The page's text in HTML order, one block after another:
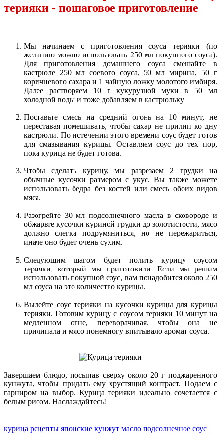
терияки - пошаговое приготовление
Мы начинаем с приготовления соуса терияки (по
желанию можно использовать 250 мл покупного соуса).
Для приготовления домашнего соуса смешайте в
кастрюле 250 мл соевого соуса, 50 мл мирина, 50 г
коричневого сахара и 1 чайную ложку молотого имбиря.
Далее растворяем 10 г кукурузной муки в 50 мл
холодной воды и тоже добавляем в кастрюльку.
Поставьте смесь на средний огонь на 10 минут, не
переставая помешивать, чтобы сахар не прилип ко дну
кастрюли. По истечении этого времени соус будет готов
для смазывания курицы. Оставляем соус до тех пор,
пока курица не будет готова.
Чтобы сделать курицу, мы разрезаем 2 грудки на
обычные кусочки размером с укус. Вы также можете
использовать бедра без костей или смесь обоих видов
мяса.
Разогрейте 30 мл подсолнечного масла в сковороде и
обжарьте кусочки куриной грудки до золотистости, мясо
должно слегка подрумяниться, но не пережариться,
иначе оно будет очень сухим.
Следующим шагом будет полить курицу соусом
терияки, который мы приготовили. Если мы решим
использовать покупной соус, вам понадобится около 250
мл соуса на это количество курицы.
Вылейте соус терияки на кусочки курицы для курицы
терияки. Готовим курицу с соусом терияки 10 минут на
медленном огне, переворачивая, чтобы она не
прилипала и мясо понемногу впитывало аромат соуса.
Завершаем блюдо, посыпав сверху около 20 г поджаренного
кунжута, чтобы придать ему хрустящий контраст. Подаем с
гарниром на выбор. Курица терияки идеально сочетается с
белым рисом. Наслаждайтесь!
курица рецепты японские кунжут масло подсолнечное соус